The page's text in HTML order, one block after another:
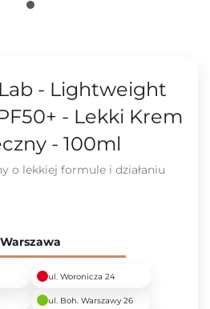
- Lightweight
- Lekki Krem
- 100ml
o lekkiej formule i działaniu
Warszawa
ul. Woronicza 24
ul. Boh. Warszawy 26